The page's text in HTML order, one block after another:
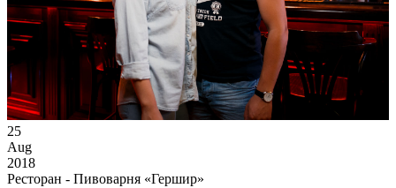
25
Aug
2018
Ресторан - Пивоварня «Гершир»